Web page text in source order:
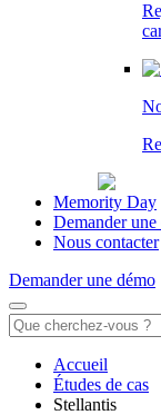
Memority Day
Demander une
Nous contacter
Demander une démo
Accueil
Études de cas
Stellantis